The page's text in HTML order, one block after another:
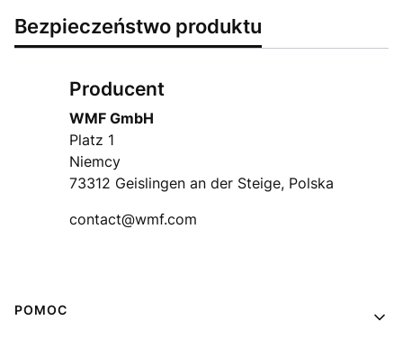
Bezpieczeństwo produktu
Producent
WMF GmbH
Platz 1
Niemcy
73312 Geislingen an der Steige, Polska
contact@wmf.com
Linki w stopce
POMOC